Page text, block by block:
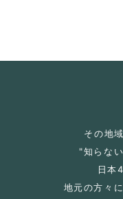
その地
"知らな
日本
地元の方々